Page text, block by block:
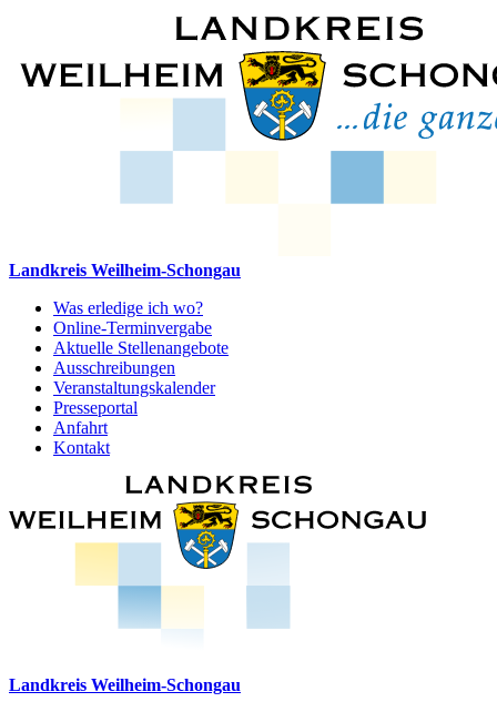
Landkreis Weilheim-Schongau
Was erledige ich wo?
Online-Terminvergabe
Aktuelle Stellenangebote
Ausschreibungen
Veranstaltungskalender
Presseportal
Anfahrt
Kontakt
Landkreis Weilheim-Schongau